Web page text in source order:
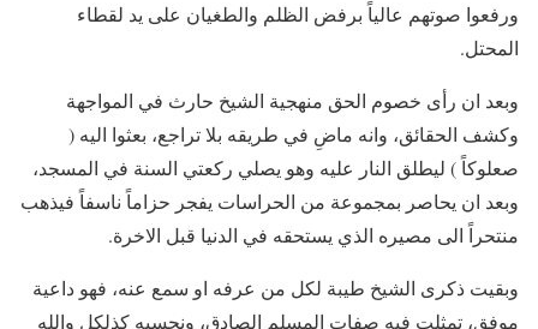
ورفعوا صوتهم عالياً برفض الظلم والطغيان على يد لقطاء
المحتل.
وبعد ان رأى خصوم الحق منهجية الشيخ حارث في المواجهة
وكشف الحقائق، وانه ماضِ في طريقه بلا تراجع، بعثوا اليه (
صعلوكاً ) ليطلق النار عليه وهو يصلي ركعتي السنة في المسجد،
وبعد ان يحاصر بمجموعة من الحراسات يفجر حزاماً ناسفاً فيذهب
منتحراً الى مصيره الذي يستحقه في الدنيا قبل الاخرة.
وبقيت ذكرى الشيخ طيبة لكل من عرفه او سمع عنه، فهو داعية
موفق، تمثلت فيه صفات المسلم الصادق، ونحسبه كذلكل والله